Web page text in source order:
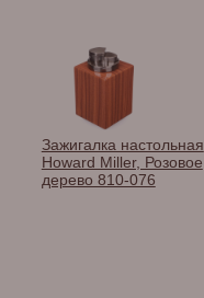
Зажигалка настольная
Howard Miller, Розовое
дерево 810-076